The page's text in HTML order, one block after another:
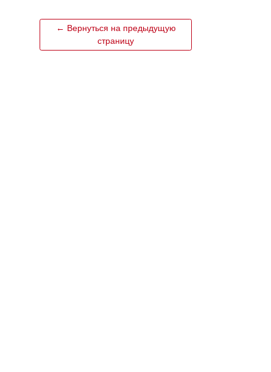
← Вернуться на предыдущую
страницу